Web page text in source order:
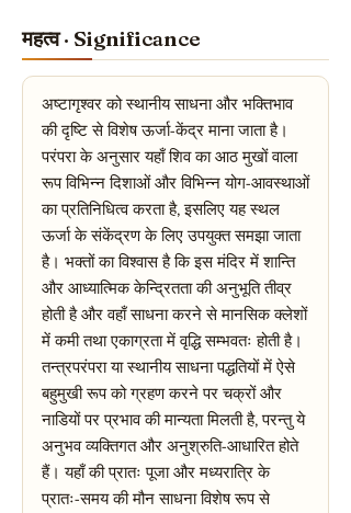
महत्व · Significance
अष्टागृश्वर को स्थानीय साधना और भक्तिभाव
की दृष्टि से विशेष ऊर्जा-केंद्र माना जाता है।
परंपरा के अनुसार यहाँ शिव का आठ मुखों वाला
रूप विभिन्न दिशाओं और विभिन्न योग-आवस्थाओं
का प्रतिनिधित्व करता है, इसलिए यह स्थल
ऊर्जा के संकेंद्रण के लिए उपयुक्त समझा जाता
है। भक्तों का विश्वास है कि इस मंदिर में शान्ति
और आध्यात्मिक केन्द्रितता की अनुभूति तीव्र
होती है और वहाँ साधना करने से मानसिक क्लेशों
में कमी तथा एकाग्रता में वृद्धि सम्भवतः होती है।
तन्त्रपरंपरा या स्थानीय साधना पद्धतियों में ऐसे
बहुमुखी रूप को ग्रहण करने पर चक्रों और
नाडियों पर प्रभाव की मान्यता मिलती है, परन्तु ये
अनुभव व्यक्तिगत और अनुश्रुति-आधारित होते
हैं। यहाँ की प्रातः पूजा और मध्यरात्रि के
प्रातः-समय की मौन साधना विशेष रूप से